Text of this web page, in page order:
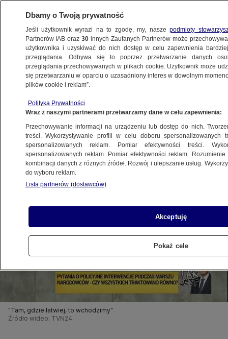
WARSZAWA
NAJNOWSZE
procesowy ujawniać ich nazwiska"
14.11.2017, 20:06
Udostępnij
"Tam, gdzie łatwiej, to wchodzimy"
Źródło wideo: TVN24
Dbamy o Twoją prywatność
Jeśli użytkownik wyrazi na to zgodę, my, naszepodmioty
Partnerów IAB oraz30 innych Zaufanych Partnerów może
użytkownika i uzyskiwać do nich dostęp w celu zapewnienia
przeglądania. Odbywa się to poprzez przetwarzanie danych
przeglądania przechowywanych w plikach cookie. Użytkownik może
się przetwarzaniu w oparciu o uzasadniony interes w dowolnym
plików cookie i reklam”.
Polityka Prywatności
Wraz z naszymi partnerami przetwarzamy dane w celu zapewnienia:
Przechowywanie informacji na urządzeniu lub dostęp do nich.
treści. Wykorzystywanie profili w celu doboru spersonalizowanych
spersonalizowanych reklam. Pomiar efektywności treści.
spersonalizowanych reklam. Pomiar efektywności reklam.
kombinacji danych z różnych źródeł. Rozwój i ulepszanie usług.
do wyboru reklam.
Lista partnerów (dostawców)
Akceptuję
Pokaż cele